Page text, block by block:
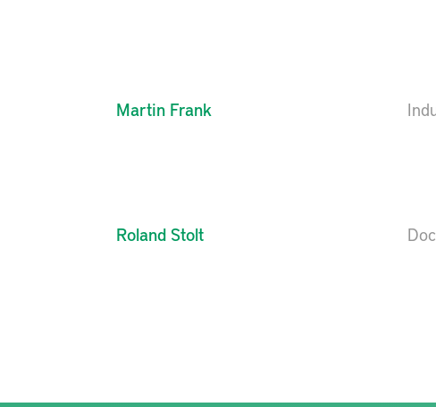
Martin Frank
Roland Stolt